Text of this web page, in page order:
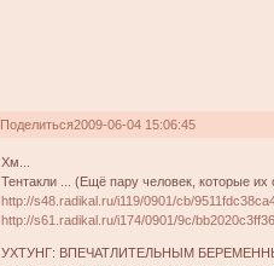
Поделиться2009-06-04 15:06:45
Хм...
Тентакли ... (Ещё пару человек, которые
http://s48.radikal.ru/i119/0901/cb/
http://s61.radikal.ru/i174/0901/9c/
УХТУНГ: ВПЕЧАТЛИТЕЛЬНЫМ